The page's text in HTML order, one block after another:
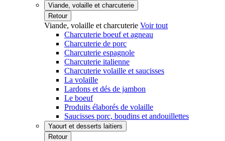
Viande, volaille et charcuterie
Retour
Viande, volaille et charcuterie Voir tout
Charcuterie boeuf et agneau
Charcuterie de porc
Charcuterie espagnole
Charcuterie italienne
Charcuterie volaille et saucisses
La volaille
Lardons et dés de jambon
Le boeuf
Produits élaborés de volaille
Saucisses porc, boudins et andouillettes
Yaourt et desserts laitiers
Retour